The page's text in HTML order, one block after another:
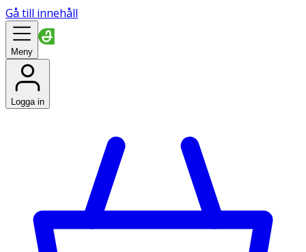
Gå till innehåll
Meny
Logga in